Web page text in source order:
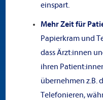
einspart.
Mehr Zeit für
Papierkram und
dass Ärzt:innen
ihren
übernehmen z.B.
Telefonieren,